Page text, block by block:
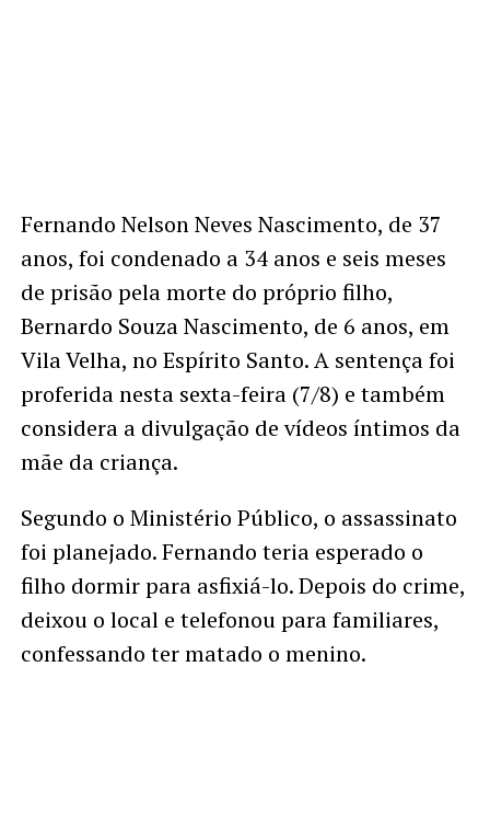
Fernando Nelson Neves Nascimento, de 37
anos, foi condenado a 34 anos e seis meses
de prisão pela morte do próprio filho,
Bernardo Souza Nascimento, de 6 anos, em
Vila Velha, no Espírito Santo. A sentença foi
proferida nesta sexta-feira (7/8) e também
considera a divulgação de vídeos íntimos da
mãe da criança.
Segundo o Ministério Público, o assassinato
foi planejado. Fernando teria esperado o
filho dormir para asfixiá-lo. Depois do crime,
deixou o local e telefonou para familiares,
confessando ter matado o menino.